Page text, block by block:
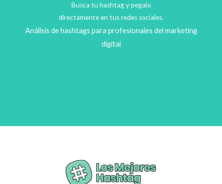
Busca tu hashtag y pegalo
directamente en tus redes sociales.
Análisis de hashtags para profesionales del marketing
digital